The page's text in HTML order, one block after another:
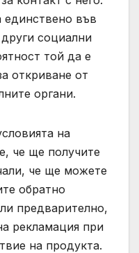
единствено във
социални
той да е
откриване от
органи.
на
че ще получите
че ще можете
обратно
предварително,
рекламация при
на продукта.